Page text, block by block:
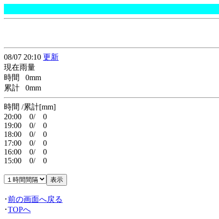
08/07 20:10 更新
現在雨量
時間 0mm
累計 0mm
時間 /累計[mm]
20:00 0/ 0
19:00 0/ 0
18:00 0/ 0
17:00 0/ 0
16:00 0/ 0
15:00 0/ 0
･前の画面へ戻る
･TOPへ